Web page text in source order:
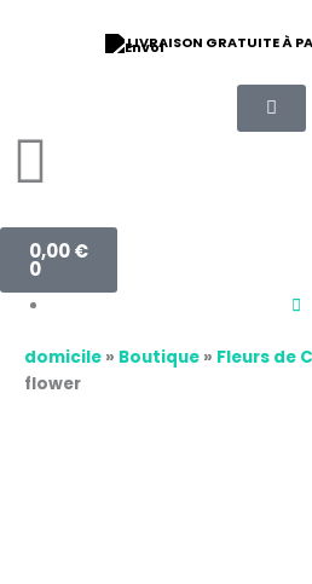
⭐ 9/10 NOTE
0,00€
0
Panier
domicile » Boutique » Fleurs de
flower
de
10,00 €
Gorilla